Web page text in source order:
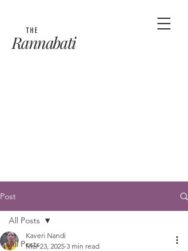
THE
Rannabati
Post
All Posts
All Posts
Kaveri Nandi
Mar 23, 2025 3 min read